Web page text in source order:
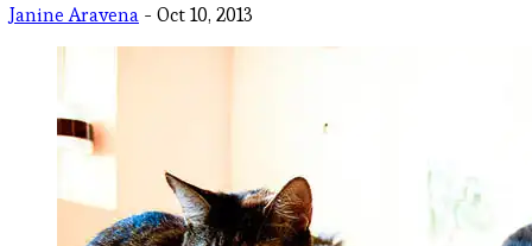
Janine Aravena - Oct 10, 2013